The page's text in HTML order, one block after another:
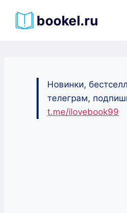
bookel.ru
Новинки,
телеграм,
t.me/ilovebook99